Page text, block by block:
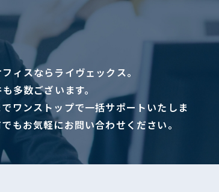
ィスならライヴェックス。
多数ございます。
ワンストップで一括サポートいたしま
もお気軽にお問い合わせください。